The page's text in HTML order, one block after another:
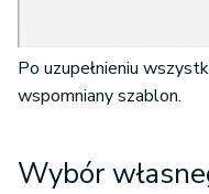
Po uzupełnieniu
wspomniany szablon.
Wybór